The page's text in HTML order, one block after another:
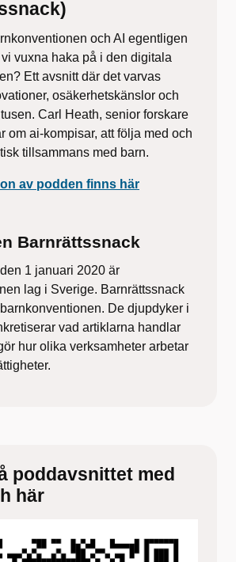
och AI egentligen
vuxna haka på i den digitala
Ett avsnitt där det varvas
osäkerhetskänslor och
Carl Heath, senior forskare
om ai-kompisar, att följa med och
tillsammans med barn.
av podden finns här
Barnrättssnack
1 januari 2020 är
lag i Sverige. Barnrättssnack
De djupdyker i
vad artiklarna handlar
hur olika verksamheter arbetar
poddavsnittet med
här